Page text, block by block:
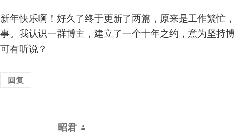
新年快乐啊！好久了终于更新了两篇，原来是工作繁忙
事。我认识一群博主，建立了一个十年之约，意为坚持
可有听说？
回复
昭君
说